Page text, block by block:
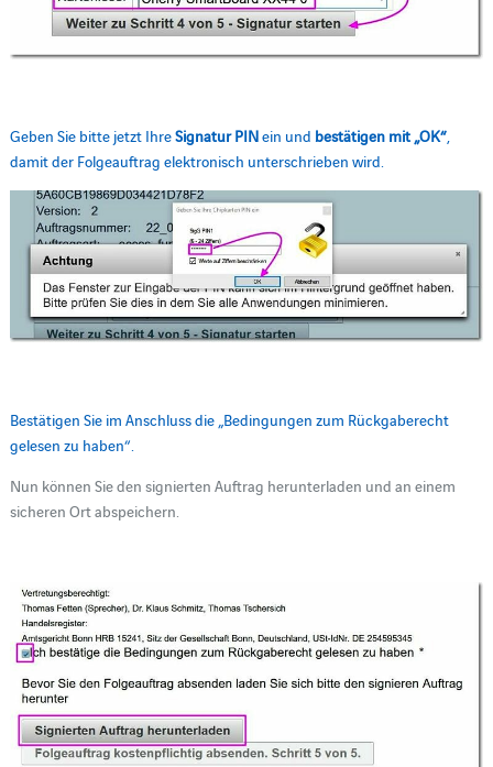
Geben Sie bitte jetzt IhreSignatur PINein und bestätigen mit „OK“,
damit der Folgeauftrag elektronisch unterschrieben wird.
Bestätigen Sie im Anschluss die „Bedingungen zum Rückgaberecht
gelesen zu haben“.
Nun können Sie den signierten Auftrag herunterladen und an einem
sicheren Ort abspeichern.